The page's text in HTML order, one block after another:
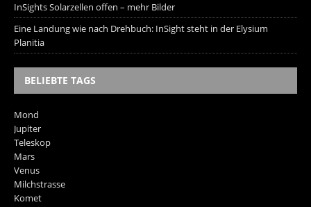
InSights Solarzellen offen – mehr Bilder
Eine Landung wie nach Drehbuch: InSight steht in der Elysium
Planitia
BELIEBTE TAGS
Mond
Jupiter
Teleskop
Mars
Venus
Milchstrasse
Komet